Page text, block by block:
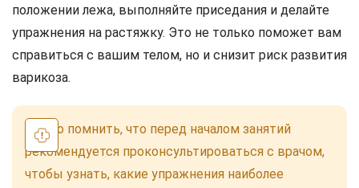
положении лежа, выполняйте приседания и делайте
упражнения на растяжку. Это не только поможет вам
справиться с вашим телом, но и снизит риск развития
варикоза.
Важно помнить, что перед началом занятий
рекомендуется проконсультироваться с врачом,
чтобы узнать, какие упражнения наиболее